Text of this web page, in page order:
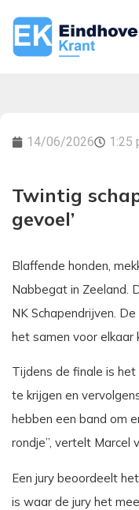
14/06/2026 1:25
Twintig
gevoel’
Blaffende honden,
Nabbegat in Zeeland.
NK Schapendrijven.
het samen voor elkaar
Tijdens de finale is het
te krijgen en
hebben een band om
rondje”, vertelt Marcel
Een jury beoordeelt
is waar de jury het